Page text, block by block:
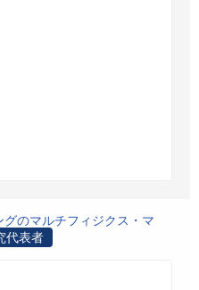
のマルチフィジクス・マ
代表者